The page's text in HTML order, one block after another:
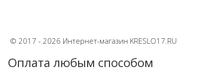
© 2017 - 2026 Интернет-магазин KRESLO17.RU
Оплата любым способом